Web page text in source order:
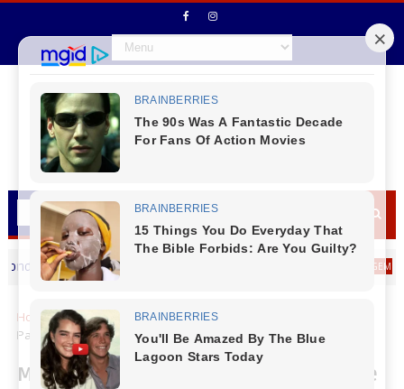
Mierzva deseja um Feliz dia dos Pais MENSAGEM DIA DOS
Home Paraná
Mulheres quebram barreiras: Porto de
Paranaguá tem as duas primeiras estivadoras
Mulheres quebram barreiras: Porto de